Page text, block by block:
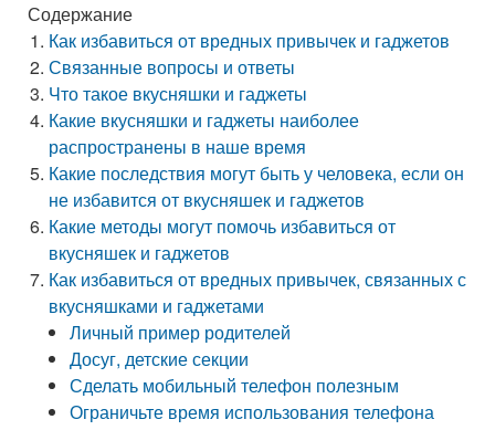
Содержание
Как избавиться от вредных привычек и гаджетов
Связанные вопросы и ответы
Что такое вкусняшки и гаджеты
Какие вкусняшки и гаджеты наиболее
распространены в наше время
Какие последствия могут быть у человека, если он
не избавится от вкусняшек и гаджетов
Какие методы могут помочь избавиться от
вкусняшек и гаджетов
Как избавиться от вредных привычек, связанных с
вкусняшками и гаджетами
Личный пример родителей
Досуг, детские секции
Сделать мобильный телефон полезным
Ограничьте время использования телефона